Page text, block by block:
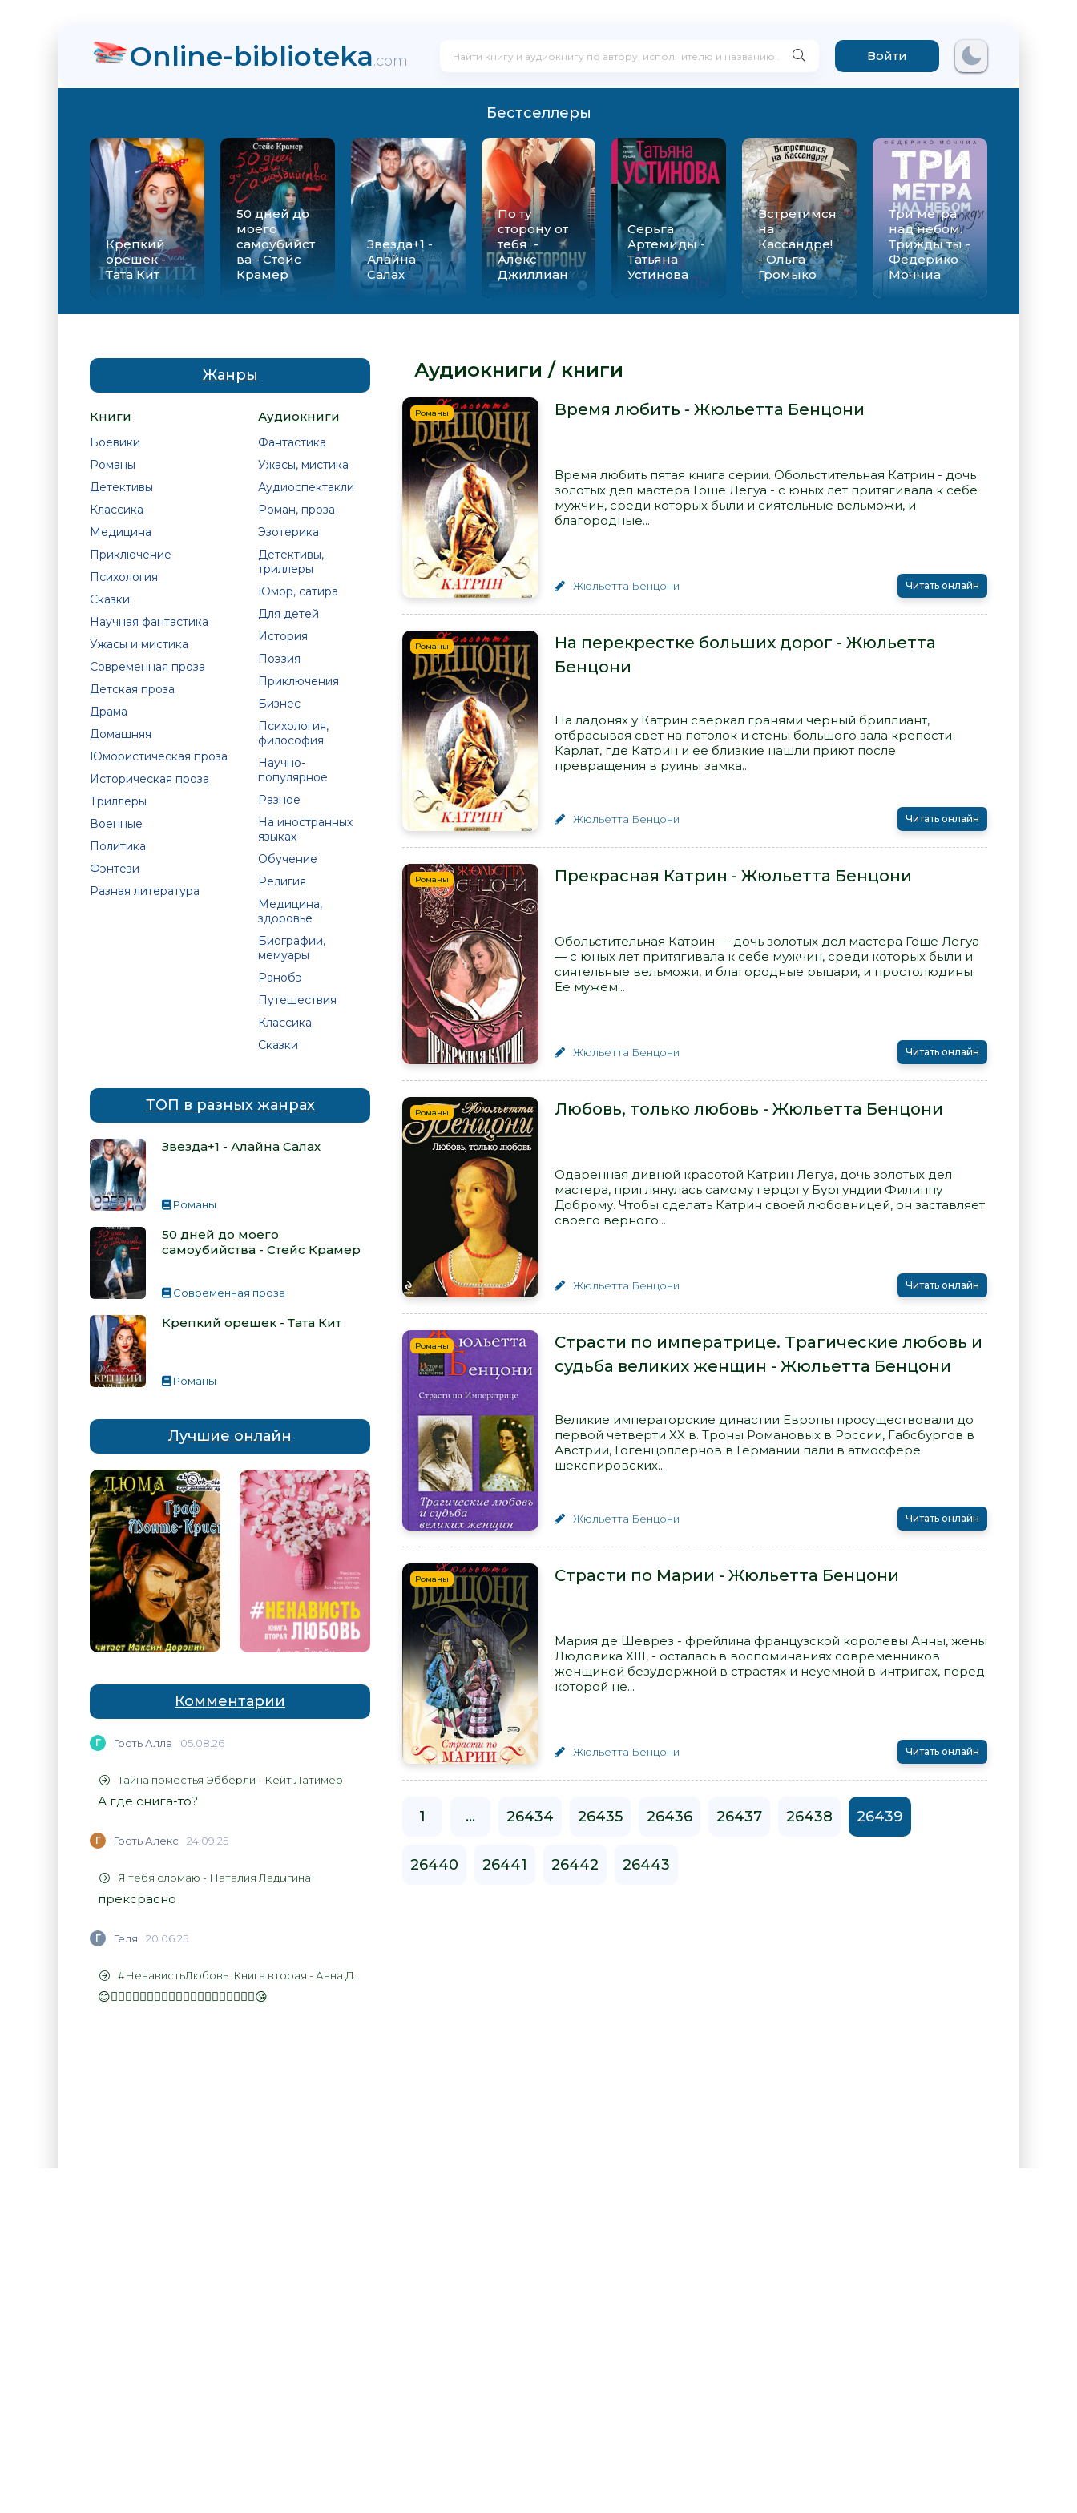
Online-biblioteka.com Войти
Бестселлеры
Крепкий
орешек -
Тата Кит
50 дней до
моего
самоубийст
ва - Стейс
Крамер
Звезда+1 -
Алайна
Салах
По ту
сторону от
тебя -
Алекс
Джиллиан
Серьга
Артемиды -
Татьяна
Устинова
Встретимся
на
Кассандре!
- Ольга
Громыко
Три метра
над небом.
Трижды ты -
Федерико
Моччиа
Жанры
Книги
Боевики
Романы
Детективы
Классика
Медицина
Приключение
Психология
Сказки
Научная фантастика
Ужасы и мистика
Современная проза
Детская проза
Драма
Домашняя
Юмористическая проза
Историческая проза
Триллеры
Военные
Политика
Фэнтези
Разная литература
Аудиокниги
Фантастика
Ужасы, мистика
Аудиоспектакли
Роман, проза
Эзотерика
Детективы,
триллеры
Юмор, сатира
Для детей
История
Поэзия
Приключения
Бизнес
Психология,
философия
Научно-
популярное
Разное
На иностранных
языках
Обучение
Религия
Медицина,
здоровье
Биографии,
мемуары
Ранобэ
Путешествия
Классика
Сказки
ТОП в разных жанрах
Звезда+1 - Алайна Салах
Романы
50 дней до моего
самоубийства - Стейс Крамер
Современная проза
Крепкий орешек - Тата Кит
Романы
Лучшие онлайн
Комментарии
Г Гость Алла 05.08.26
Тайна поместья Эбберли - Кейт Латимер
А где снига-то?
Г Гость Алекс 24.09.25
Я тебя сломаю - Наталия Ладыгина
прексрасно
Г Геля 20.06.25
#НенавистьЛюбовь. Книга вторая - Анна Джейн
😊👍🏻👍🏻👍🏻👍🏻👍🏻👍🏻👍🏻👍🏻👍🏻👍🏻😘
Аудиокниги / книги
Романы Время любить - Жюльетта Бенцони
Время любить пятая книга серии. Обольстительная Катрин - дочь
золотых дел мастера Гоше Легуа - с юных лет притягивала к себе
мужчин, среди которых были и сиятельные вельможи, и
благородные...
Жюльетта Бенцони Читать онлайн
Романы
На перекрестке больших дорог - Жюльетта
Бенцони
На ладонях у Катрин сверкал гранями черный бриллиант,
отбрасывая свет на потолок и стены большого зала крепости
Карлат, где Катрин и ее близкие нашли приют после
превращения в руины замка...
Жюльетта Бенцони Читать онлайн
Романы Прекрасная Катрин - Жюльетта Бенцони
Обольстительная Катрин — дочь золотых дел мастера Гоше Легуа
— с юных лет притягивала к себе мужчин, среди которых были и
сиятельные вельможи, и благородные рыцари, и простолюдины.
Ее мужем...
Жюльетта Бенцони Читать онлайн
Романы Любовь, только любовь - Жюльетта Бенцони
Одаренная дивной красотой Катрин Легуа, дочь золотых дел
мастера, приглянулась самому герцогу Бургундии Филиппу
Доброму. Чтобы сделать Катрин своей любовницей, он заставляет
своего верного...
Жюльетта Бенцони Читать онлайн
Романы
Страсти по императрице. Трагические любовь и
судьба великих женщин - Жюльетта Бенцони
Великие императорские династии Европы просуществовали до
первой четверти XX в. Троны Романовых в России, Габсбургов в
Австрии, Гогенцоллернов в Германии пали в атмосфере
шекспировских...
Жюльетта Бенцони Читать онлайн
Романы Страсти по Марии - Жюльетта Бенцони
Мария де Шеврез - фрейлина французской королевы Анны, жены
Людовика XIII, - осталась в воспоминаниях современников
женщиной безудержной в страстях и неуемной в интригах, перед
которой не...
Жюльетта Бенцони Читать онлайн
1 ... 26434 26435 26436 26437 26438 26439
26440 26441 26442 26443